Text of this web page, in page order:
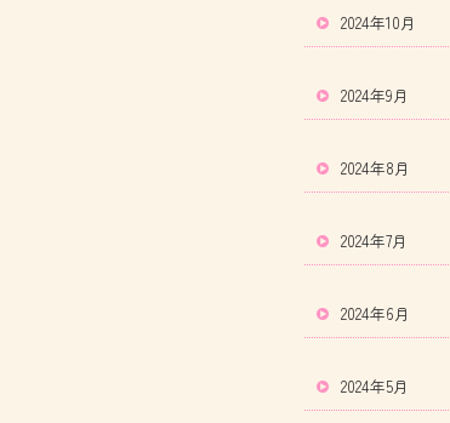
2024年10月
2024年9月
2024年8月
2024年7月
2024年6月
2024年5月